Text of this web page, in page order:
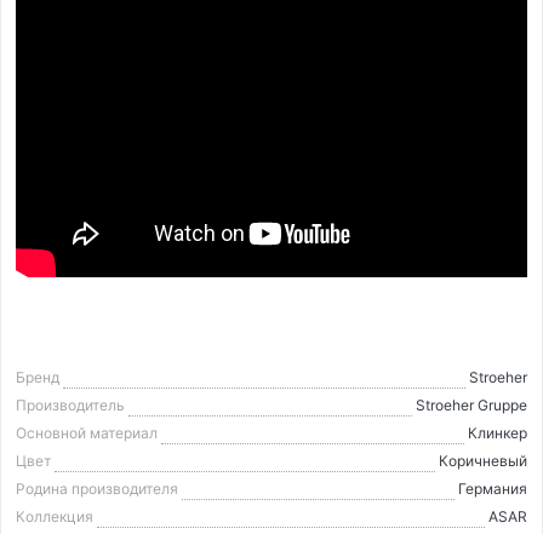
Бренд
Stroeher
Производитель
Stroeher Gruppe
Основной материал
Клинкер
Цвет
Коричневый
Родина производителя
Германия
Коллекция
ASAR